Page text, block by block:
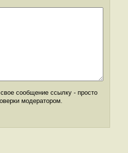
сообщение ссылку - просто
модератором.